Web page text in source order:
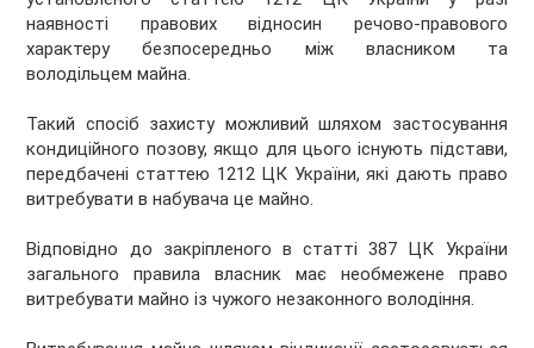
наявності правових відносин речово-правового
характеру безпосередньо між власником та
володільцем майна.
Такий спосіб захисту можливий шляхом застосування
кондиційного позову, якщо для цього існують підстави,
передбачені статтею 1212 ЦК України, які дають право
витребувати в набувача це майно.
Відповідно до закріпленого в статті 387 ЦК України
загального правила власник має необмежене право
витребувати майно із чужого незаконного володіння.